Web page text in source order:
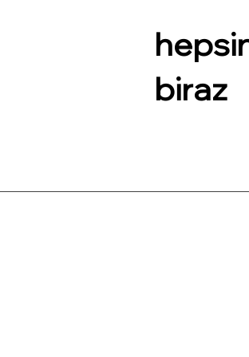
biraz